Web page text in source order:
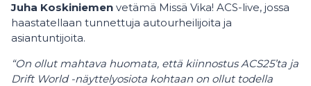
Juha Koskiniemen vetämä Missä Vika! ACS-live, jossa
haastatellaan tunnettuja autourheilijoita ja
asiantuntijoita.
“On ollut mahtava huomata, että kiinnostus ACS25’ta ja
Drift World -näyttelyosiota kohtaan on ollut todella